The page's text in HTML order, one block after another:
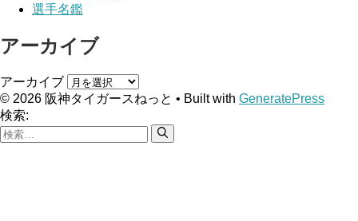
選手名鑑
アーカイブ
アーカイブ
© 2026 阪神タイガースねっと • Built with GeneratePress
検索: